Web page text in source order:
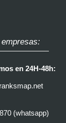
en 24H-48h:
(whatsapp)